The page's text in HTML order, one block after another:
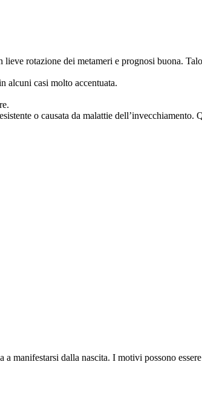
rotazione dei metameri e prognosi buona.
alcuni casi molto accentuata.
o causata da malattie dell’invecchiamento.
manifestarsi dalla nascita. I motivi possono